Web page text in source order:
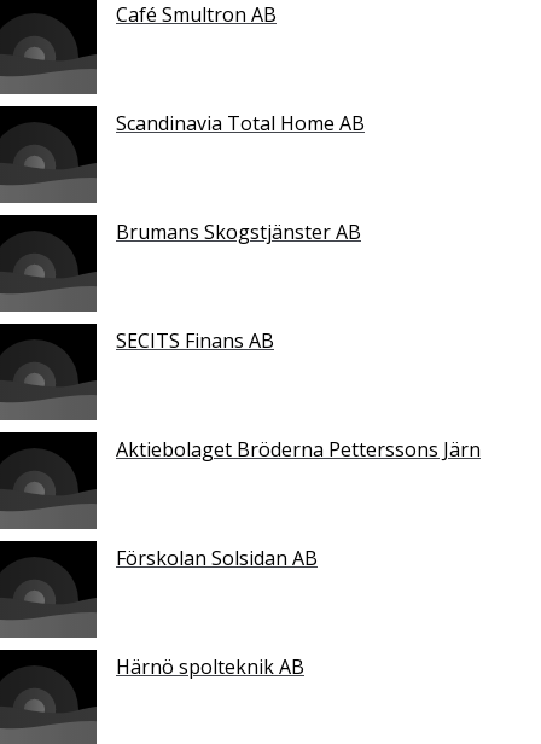
Café Smultron AB
Scandinavia Total Home AB
Brumans Skogstjänster AB
SECITS Finans AB
Aktiebolaget Bröderna Petterssons Järn
Förskolan Solsidan AB
Härnö spolteknik AB